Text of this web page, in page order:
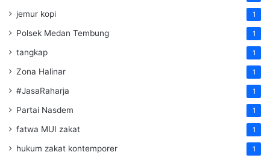
jemur kopi 1
Polsek Medan Tembung 1
tangkap 1
Zona Halinar 1
#JasaRaharja 1
Partai Nasdem 1
fatwa MUI zakat 1
hukum zakat kontemporer 1